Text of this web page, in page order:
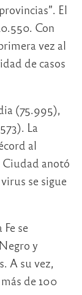
El
Con
vez al
de casos
(75.995),
La
al
Ciudad anotó
se sigue
se
y
A su vez,
de 100